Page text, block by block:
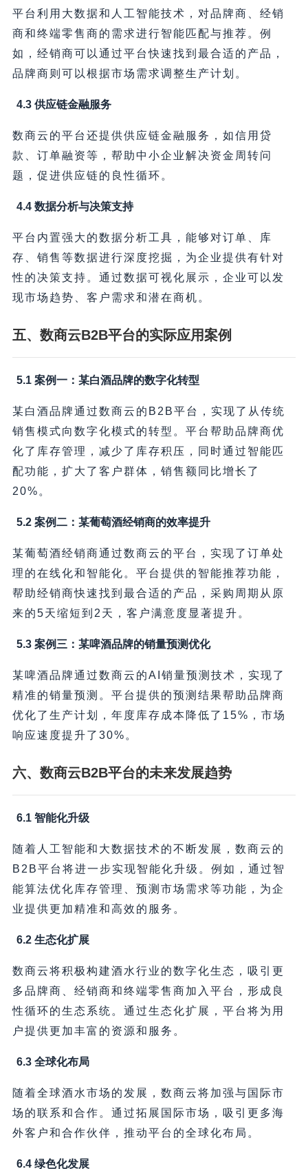
平台利用大数据和人工智能技术，对品牌商、经销
商和终端零售商的需求进行智能匹配与推荐。例
如，经销商可以通过平台快速找到最合适的产品，
品牌商则可以根据市场需求调整生产计划。
4.3 供应链金融服务
数商云的平台还提供供应链金融服务，如信用贷
款、订单融资等，帮助中小企业解决资金周转问
题，促进供应链的良性循环。
4.4 数据分析与决策支持
平台内置强大的数据分析工具，能够对订单、库
存、销售等数据进行深度挖掘，为企业提供有针对
性的决策支持。通过数据可视化展示，企业可以发
现市场趋势、客户需求和潜在商机。
五、数商云B2B平台的实际应用案例
5.1 案例一：某白酒品牌的数字化转型
某白酒品牌通过数商云的B2B平台，实现了从传统
销售模式向数字化模式的转型。平台帮助品牌商优
化了库存管理，减少了库存积压，同时通过智能匹
配功能，扩大了客户群体，销售额同比增长了
20%。
5.2 案例二：某葡萄酒经销商的效率提升
某葡萄酒经销商通过数商云的平台，实现了订单处
理的在线化和智能化。平台提供的智能推荐功能，
帮助经销商快速找到最合适的产品，采购周期从原
来的5天缩短到2天，客户满意度显著提升。
5.3 案例三：某啤酒品牌的销量预测优化
某啤酒品牌通过数商云的AI销量预测技术，实现了
精准的销量预测。平台提供的预测结果帮助品牌商
优化了生产计划，年度库存成本降低了15%，市场
响应速度提升了30%。
六、数商云B2B平台的未来发展趋势
6.1 智能化升级
随着人工智能和大数据技术的不断发展，数商云的
B2B平台将进一步实现智能化升级。例如，通过智
能算法优化库存管理、预测市场需求等功能，为企
业提供更加精准和高效的服务。
6.2 生态化扩展
数商云将积极构建酒水行业的数字化生态，吸引更
多品牌商、经销商和终端零售商加入平台，形成良
性循环的生态系统。通过生态化扩展，平台将为用
户提供更加丰富的资源和服务。
6.3 全球化布局
随着全球酒水市场的发展，数商云将加强与国际市
场的联系和合作。通过拓展国际市场，吸引更多海
外客户和合作伙伴，推动平台的全球化布局。
6.4 绿色化发展